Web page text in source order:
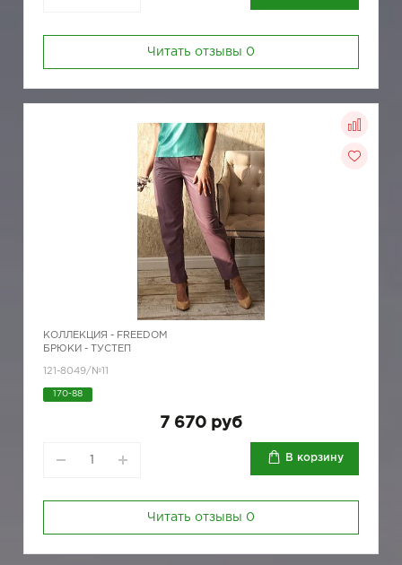
Читать отзывы 0
КОЛЛЕКЦИЯ - FREEDOM
БРЮКИ - ТУСТЕП
121-8049/№11
170-88
7 670 руб
В корзину
Читать отзывы 0